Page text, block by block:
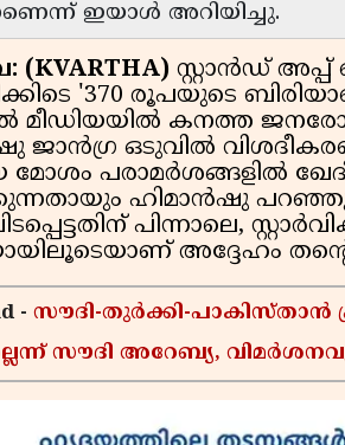
ഇയാൾ അറിയിച്ചു.
സ്റ്റാൻഡ്
'370 രൂപയുടെ
മീഡിയയിൽ കനത്ത
ജാൻഗ്ര ഒടുവിൽ
മോശം പരാമർശങ്ങളിൽ
ഹിമാൻഷു
പിന്നാലെ,
അദ്ദേഹം
- സൗദി-തുർക്കി-
സൗദി അറേബ്യ,